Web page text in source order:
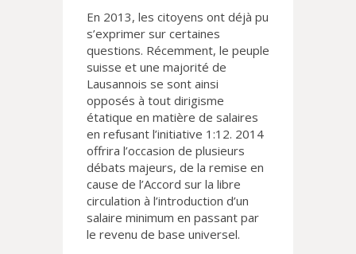
En 2013, les citoyens ont déjà pu
s’exprimer sur certaines
questions. Récemment, le peuple
suisse et une majorité de
Lausannois se sont ainsi
opposés à tout dirigisme
étatique en matière de salaires
en refusant l’initiative 1:12. 2014
offrira l’occasion de plusieurs
débats majeurs, de la remise en
cause de l’Accord sur la libre
circulation à l’introduction d’un
salaire minimum en passant par
le revenu de base universel.